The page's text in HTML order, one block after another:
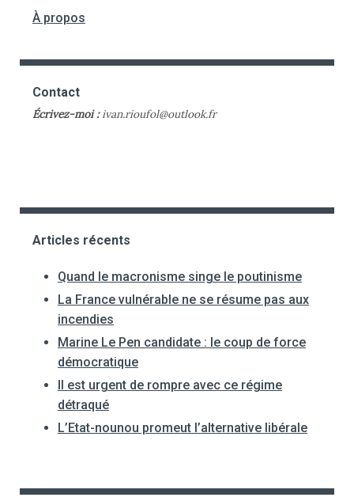
À propos
Contact
Écrivez-moi :ivan.rioufol@outlook.fr
Articles récents
Quand le macronisme singe le poutinisme
La France vulnérable ne se résume pas aux
incendies
Marine Le Pen candidate : le coup de force
démocratique
Il est urgent de rompre avec ce régime
détraqué
L’Etat-nounou promeut l’alternative libérale